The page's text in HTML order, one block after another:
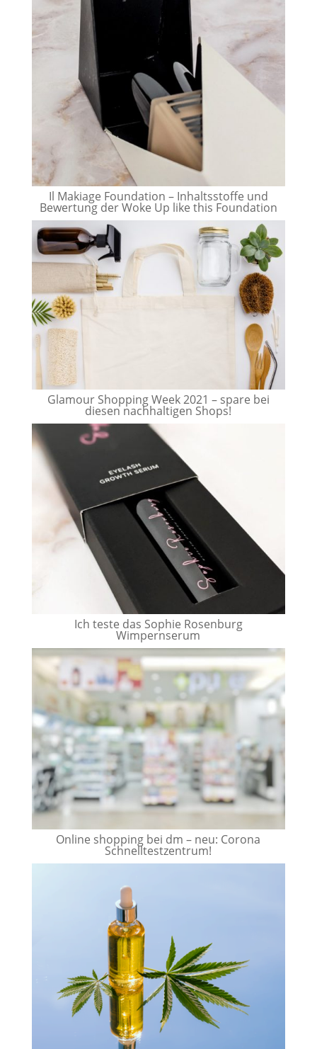
Il Makiage Foundation – Inhaltsstoffe und
Bewertung der Woke Up like this Foundation
Glamour Shopping Week 2021 – spare bei
diesen nachhaltigen Shops!
Ich teste das Sophie Rosenburg
Wimpernserum
Online shopping bei dm – neu: Corona
Schnelltestzentrum!